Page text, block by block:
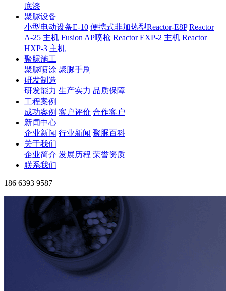
底漆
聚脲设备
小型电动设备E-10 便携式非加热型Reactor-E8P Reactor
A-25 主机 Fusion AP喷枪 Reactor EXP-2 主机 Reactor
HXP-3 主机
聚脲施工
聚脲喷涂 聚脲手刷
研发制造
研发能力 生产实力 品质保障
工程案例
成功案例 客户评价 合作客户
新闻中心
企业新闻 行业新闻 聚脲百科
关于我们
企业简介 发展历程 荣誉资质
联系我们
186 6393 9587